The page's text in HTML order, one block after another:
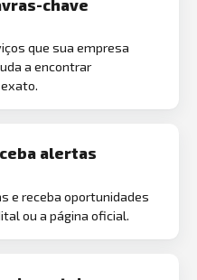
chave
que sua empresa
a encontrar
alertas
e receba oportunidades
ou a página oficial.